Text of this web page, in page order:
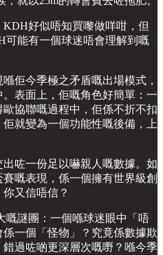
好似唔知買嚟做咩咁，但
可能有一個球迷唔會理解到嘅
佢今季極之矛盾嘅出場模式，
表面上，佢嘅角色好簡單：一
協聯嘅過程中，佢係不折不扣
就變為一個功能性嘅後備，上
咗一份足以嚇親人嘅數據。如
嘅表現，係一個擁有世界級創
又信唔信？
嘅謎團：一個喺球迷眼中「唔
一個「怪物」？究竟係數據欺
過咗啲更深層次嘅嘢？喺今季